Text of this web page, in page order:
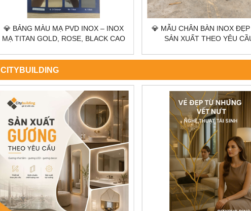
💎 MẪU CHÂN BÀN INOX ĐẸP 2026 |
SẢN XUẤT THEO YÊU CẦU –
💎 MẪU CHÂN BÀN SẮT ĐẸP
GIA CÔNG THEO YÊU
CITYBUILDING